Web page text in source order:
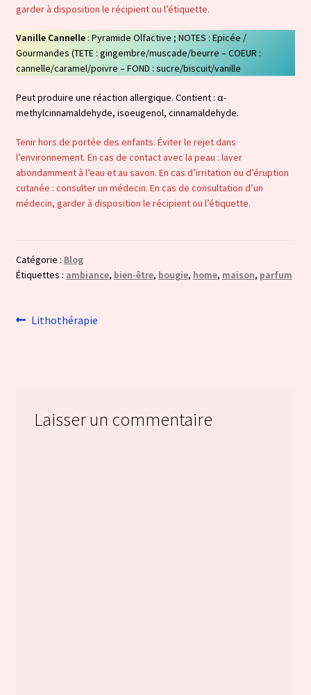
garder à disposition le récipient ou l’étiquette.
Vanille Cannelle : Pyramide Olfactive ; NOTES : Epicée /
Gourmandes (TETE : gingembre/muscade/beurre – COEUR :
cannelle/caramel/poivre – FOND : sucre/biscuit/vanille
Peut produire une réaction allergique. Contient : α-
methylcinnamaldehyde, isoeugenol, cinnamaldehyde.
Tenir hors de portée des enfants. Éviter le rejet dans
l’environnement. En cas de contact avec la peau : laver
abondamment à l’eau et au savon. En cas d’irritation ou d’éruption
cutanée : consulter un médecin. En cas de consultation d’un
médecin, garder à disposition le récipient ou l’étiquette.
Catégorie : Blog
Étiquettes : ambiance, bien-être, bougie, home, maison, parfum
Navigation
Article
Lithothérapie
Laisser un commentaire